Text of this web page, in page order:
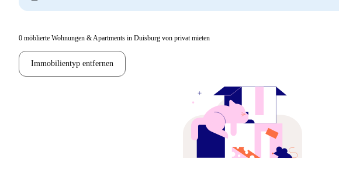
0 möblierte Wohnungen & Apartments in Duisburg von privat mieten
Immobilientyp entfernen